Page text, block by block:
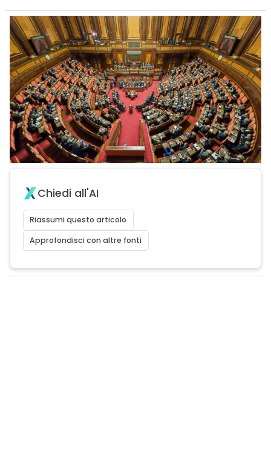
Chiedi all'AI
Riassumi questo articolo
Approfondisci con altre fonti